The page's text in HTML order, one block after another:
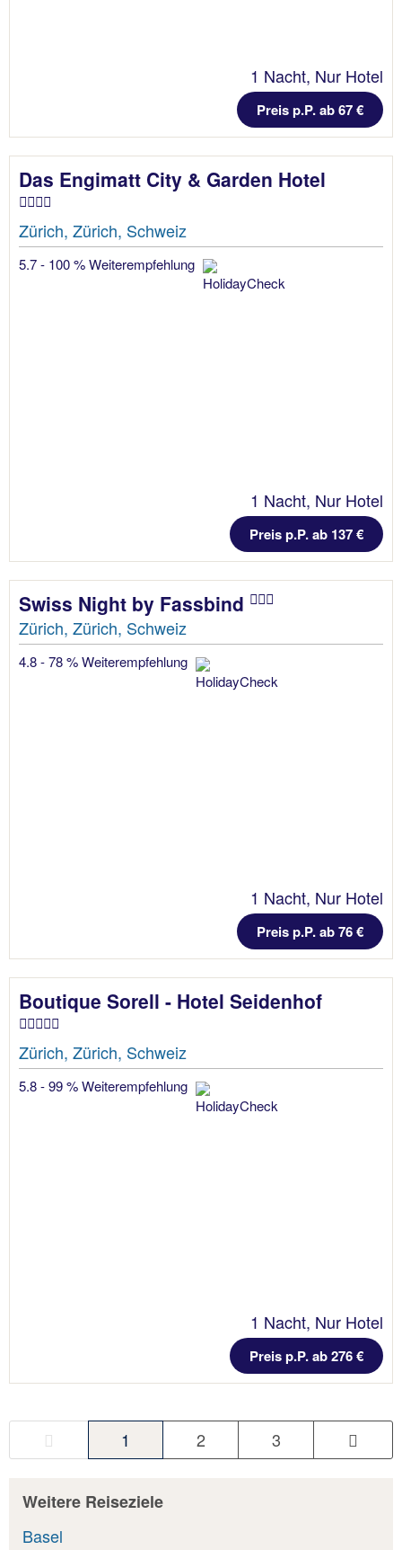
1 Nacht, Nur Hotel
Preis p.P. ab 67 €
Das Engimatt City & Garden Hotel
Zürich, Zürich, Schweiz
5.7 - 100 % Weiterempfehlung
1 Nacht, Nur Hotel
Preis p.P. ab 137 €
Swiss Night by Fassbind
Zürich, Zürich, Schweiz
4.8 - 78 % Weiterempfehlung
1 Nacht, Nur Hotel
Preis p.P. ab 76 €
Boutique Sorell - Hotel Seidenhof
Zürich, Zürich, Schweiz
5.8 - 99 % Weiterempfehlung
1 Nacht, Nur Hotel
Preis p.P. ab 276 €
1 2 3
Weitere Reiseziele
Basel